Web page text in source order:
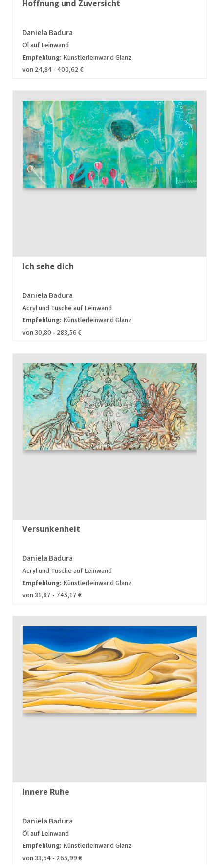
Hoffnung und Zuversicht
Daniela Badura
Öl auf Leinwand
Empfehlung: Künstlerleinwand Glanz
von 24,84 - 400,62 €
Ich sehe dich
Daniela Badura
Acryl und Tusche auf Leinwand
Empfehlung: Künstlerleinwand Glanz
von 30,80 - 283,56 €
Versunkenheit
Daniela Badura
Acryl und Tusche auf Leinwand
Empfehlung: Künstlerleinwand Glanz
von 31,87 - 745,17 €
Innere Ruhe
Daniela Badura
Öl auf Leinwand
Empfehlung: Künstlerleinwand Glanz
von 33,54 - 265,99 €